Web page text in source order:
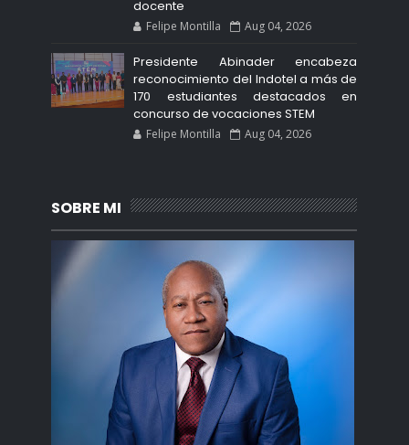
docente
Felipe Montilla Aug 04, 2026
Presidente Abinader encabeza
reconocimiento del Indotel a más de
170 estudiantes destacados en
concurso de vocaciones STEM
Felipe Montilla Aug 04, 2026
SOBRE MI